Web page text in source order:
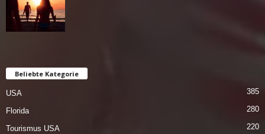
Beliebte Kategorie
USA 385
Florida 280
Tourismus USA 220